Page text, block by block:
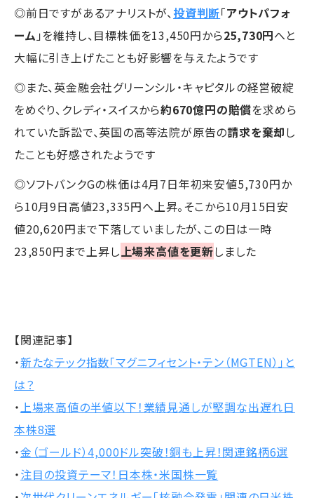
◎前日ですがあるアナリストが、投資判断「アウトパフォ
ーム 」を維持し、目標株価を13,450円から25,730円へと
大幅に引き上げたことも好影響を与えたようです
◎また、英金融会社グリーンシル・キャピタルの経営破綻
をめぐり、クレディ・スイスから約670億円の賠償を求めら
れていた訴訟で、英国の高等法院が原告の請求を棄却し
たことも好感されたようです
◎ソフトバンクGの株価は4月7日年初来安値5,730円か
ら10月9日高値23,335円へ上昇。そこから10月15日安
値20,620円まで下落していましたが、この日は一時
23,850円まで上昇し上場来高値を更新しました
【関連記事】
・新たなテック指数「マグニフィセント・テン（MGTEN）」と
は？
・上場来高値の半値以下！業績見通しが堅調な出遅れ日
本株8選
・金（ゴールド）4,000ドル突破！銅も上昇！関連銘柄6選
・注目の投資テーマ！日本株・米国株一覧